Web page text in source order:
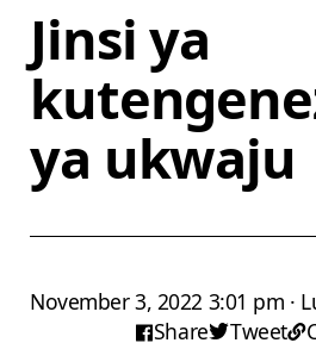
Jinsi ya
ya ukwaju
November 3, 2022 3:01 pm ·
Share
Tweet